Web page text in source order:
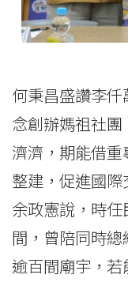
何秉昌盛讚李
念創辦媽祖社
濟濟，期能借
整建，促進國際
余政憲說，時
間，曾陪同時
逾百間廟宇，